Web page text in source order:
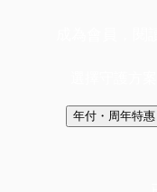
年付・周年特惠